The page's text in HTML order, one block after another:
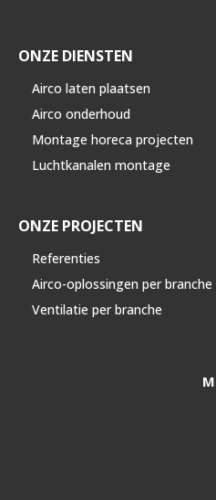
ONZE DIENSTEN
Airco laten plaatsen
Airco onderhoud
Montage horeca projecten
Luchtkanalen montage
ONZE PROJECTEN
Referenties
Airco-oplossingen per branche
Ventilatie per branche